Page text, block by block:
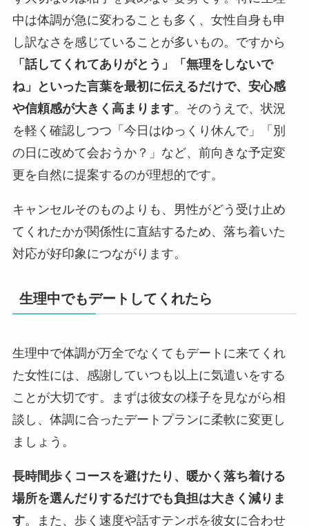
中は体調が急に変わることも多く、女性自身も申
し訳なさを感じていることが多いもの。ですから
「話してくれてありがとう」「無理をしないで
ね」といった言葉を最初に伝えるだけで、安心感
や信頼感が大きく高まります。そのうえで、状況
を軽く確認しつつ「今日はゆっくり休んで」「別
の日に改めて会おうか？」など、前向きな予定変
更を自然に提案するのが理想的です。
キャンセルそのものよりも、男性がどう受け止め
てくれたかが関係性に直結するため、落ち着いた
対応が好印象につながります。
生理中でもデートしてくれたら
生理中で体調が万全でなくてもデートに来てくれ
た女性には、感謝していつも以上に気遣いをする
ことが大切です。まずは彼女の様子を見ながら相
談し、体調に合ったデートプランに柔軟に変更し
ましょう。
長時間歩くコースを避けたり、暖かく落ち着ける
場所を選んだりするだけでも負担は大きく減りま
す。また、歩く速度や話すテンポを彼女に合わせ